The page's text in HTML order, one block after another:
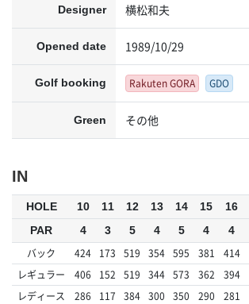
Designer 横松和夫
Opened date 1989/10/29
Golf booking Rakuten GORA GDO
Green その他
IN
HOLE 10 11 12 13 14 15 16
PAR
4 3 5 4 5 4 4
バック 424 173 519 354 595 381 414
レギュラー
406 152 519 344 573 362 394
レディース
286 117 384 300 350 290 281